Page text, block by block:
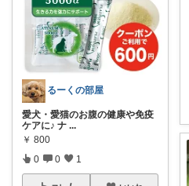
るーくの部屋
愛犬・愛猫のお腹の健康や免疫
ケアに♪ ナ ...
￥ 800
0 0 1